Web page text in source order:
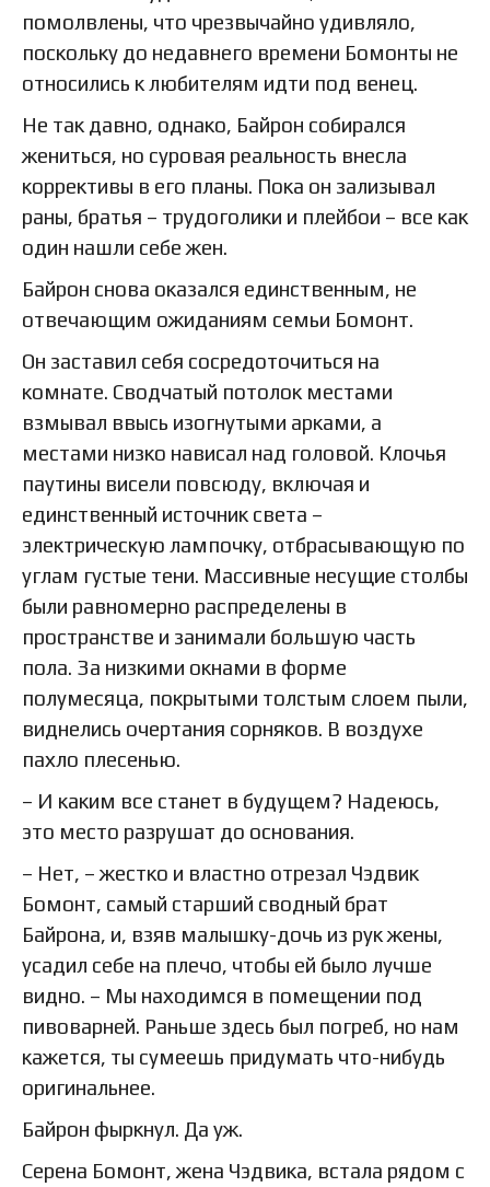
помолвлены, что чрезвычайно удивляло,
поскольку до недавнего времени Бомонты не
относились к любителям идти под венец.
Не так давно, однако, Байрон собирался
жениться, но суровая реальность внесла
коррективы в его планы. Пока он зализывал
раны, братья – трудоголики и плейбои – все как
один нашли себе жен.
Байрон снова оказался единственным, не
отвечающим ожиданиям семьи Бомонт.
Он заставил себя сосредоточиться на
комнате. Сводчатый потолок местами
взмывал ввысь изогнутыми арками, а
местами низко нависал над головой. Клочья
паутины висели повсюду, включая и
единственный источник света –
электрическую лампочку, отбрасывающую по
углам густые тени. Массивные несущие столбы
были равномерно распределены в
пространстве и занимали большую часть
пола. За низкими окнами в форме
полумесяца, покрытыми толстым слоем пыли,
виднелись очертания сорняков. В воздухе
пахло плесенью.
– И каким все станет в будущем? Надеюсь,
это место разрушат до основания.
– Нет, – жестко и властно отрезал Чэдвик
Бомонт, самый старший сводный брат
Байрона, и, взяв малышку-дочь из рук жены,
усадил себе на плечо, чтобы ей было лучше
видно. – Мы находимся в помещении под
пивоварней. Раньше здесь был погреб, но нам
кажется, ты сумеешь придумать что-нибудь
оригинальнее.
Байрон фыркнул. Да уж.
Серена Бомонт, жена Чэдвика, встала рядом с